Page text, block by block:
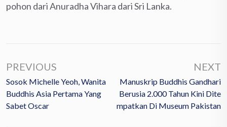
pohon dari Anuradha Vihara dari Sri Lanka.
PREVIOUS
Sosok Michelle Yeoh, Wanita
Buddhis Asia Pertama Yang
Sabet Oscar
NEXT
Manuskrip Buddhis Gandhari
Berusia 2.000 Tahun Kini Dite
Mpatkan Di Museum Pakistan